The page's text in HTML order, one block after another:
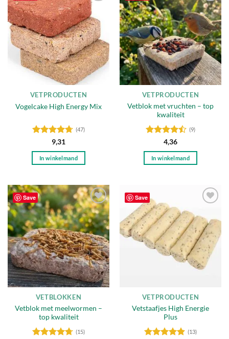
Toevoegen
aan
verlanglijst
VETPRODUCTEN
Vogelcake High Energy Mix
Gewaardeerd
4.7uit 5
(47)
9,31
In winkelmand
Toevoegen
aan
verlanglijst
VETPRODUCTEN
Vetblok met vruchten – top
kwaliteit
Gewaardeerd
4.44uit 5
(9)
4,36
In winkelmand
Save
Toevoegen
aan
verlanglijst
VETBLOKKEN
Vetblok met meelwormen –
top kwaliteit
(15)
Save
Toevoegen
aan
verlanglijst
VETPRODUCTEN
Vetstaafjes High Energie
Plus
(13)